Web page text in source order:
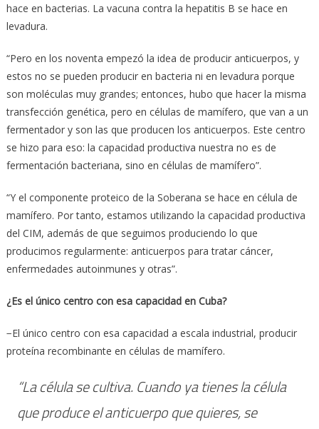
hace en bacterias. La vacuna contra la hepatitis B se hace en
levadura.
“Pero en los noventa empezó la idea de producir anticuerpos, y
estos no se pueden producir en bacteria ni en levadura porque
son moléculas muy grandes; entonces, hubo que hacer la misma
transfección genética, pero en células de mamífero, que van a un
fermentador y son las que producen los anticuerpos. Este centro
se hizo para eso: la capacidad productiva nuestra no es de
fermentación bacteriana, sino en células de mamífero”.
“Y el componente proteico de la Soberana se hace en célula de
mamífero. Por tanto, estamos utilizando la capacidad productiva
del CIM, además de que seguimos produciendo lo que
producimos regularmente: anticuerpos para tratar cáncer,
enfermedades autoinmunes y otras”.
¿Es el único centro con esa capacidad en Cuba?
−El único centro con esa capacidad a escala industrial, producir
proteína recombinante en células de mamífero.
“La célula se cultiva. Cuando ya tienes la célula
que produce el anticuerpo que quieres, se